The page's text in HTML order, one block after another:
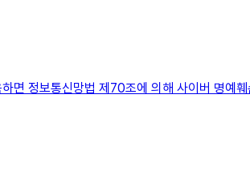
면 정보통신망법 제70조에 의해 사이버 명예